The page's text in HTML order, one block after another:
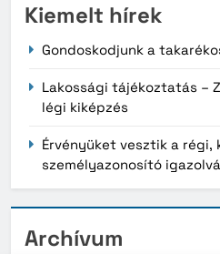
Kiemelt hírek
Gondoskodjunk a
Lakossági tájékoztatás –
légi kiképzés
Érvényüket vesztik a régi,
személyazonosító
Archívum